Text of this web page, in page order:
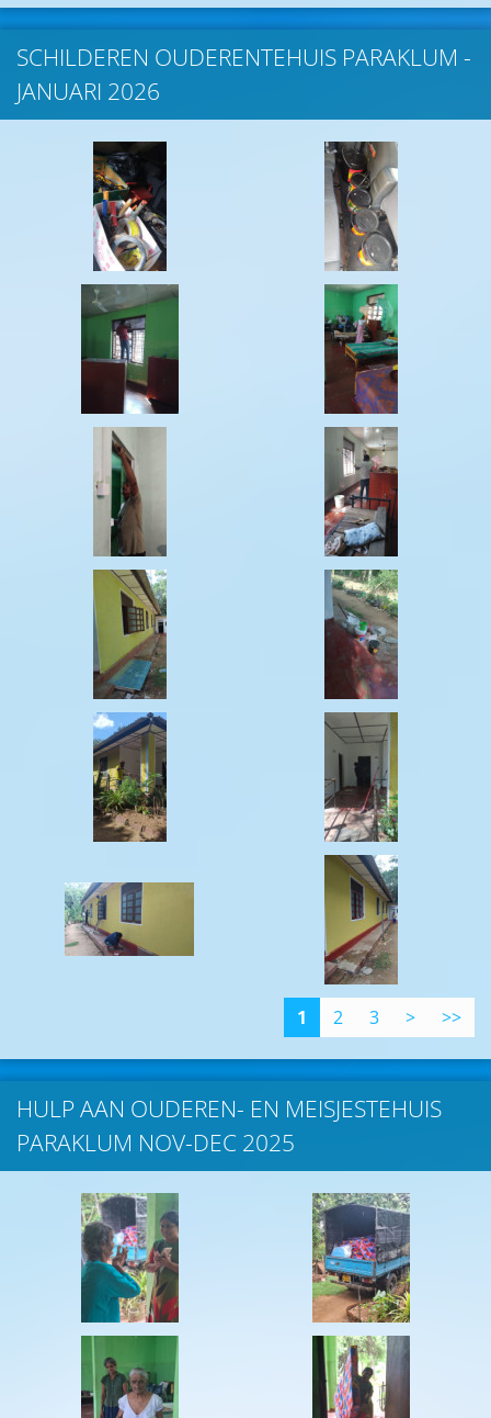
SCHILDEREN OUDERENTEHUIS PARAKLUM -
JANUARI 2026
1 2 3 > >>
HULP AAN OUDEREN- EN MEISJESTEHUIS
PARAKLUM NOV-DEC 2025